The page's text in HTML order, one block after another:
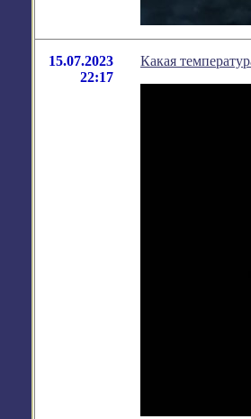
15.07.2023
22:17
Какая